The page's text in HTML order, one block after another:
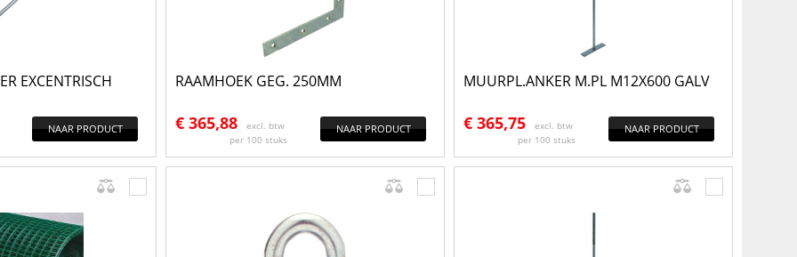
EXCENTRISCH
NAAR PRODUCT
RAAMHOEK GEG. 250MM
€ 365,88
excl. btw
per 100 stuks
NAAR PRODUCT
MUURPL.ANKER M.PL M12X600 GALV
€ 365,75
excl. btw
per 100 stuks
NAAR PRODUCT